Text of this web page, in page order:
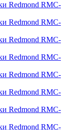
Redmond RMC-
Redmond RMC-
Redmond RMC-
Redmond RMC-
Redmond RMC-
Redmond RMC-
Redmond RMC-
Redmond RMC-